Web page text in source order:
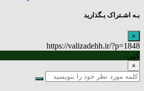
بـه اشـتراک بـگذارید
×
https://valizadehh.ir/?p=1848
کپی
×